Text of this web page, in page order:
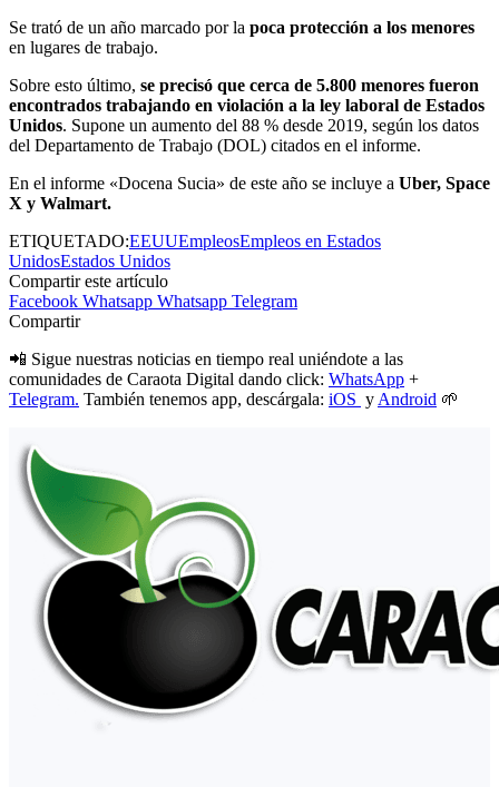
Se trató de un año marcado por la poca protección a los menores
en lugares de trabajo.
Sobre esto último, se precisó que cerca de 5.800 menores fueron
encontrados trabajando en violación a la ley laboral de Estados
Unidos. Supone un aumento del 88 % desde 2019, según los datos
del Departamento de Trabajo (DOL) citados en el informe.
En el informe «Docena Sucia» de este año se incluye a Uber, Space
X y Walmart.
ETIQUETADO:EEUUEmpleosEmpleos en Estados
UnidosEstados Unidos
Compartir este artículo
Facebook Whatsapp Whatsapp Telegram
Compartir
📲 Sigue nuestras noticias en tiempo real uniéndote a las
comunidades de Caraota Digital dando click: WhatsApp +
Telegram. También tenemos app, descárgala: iOS y Android 🌱